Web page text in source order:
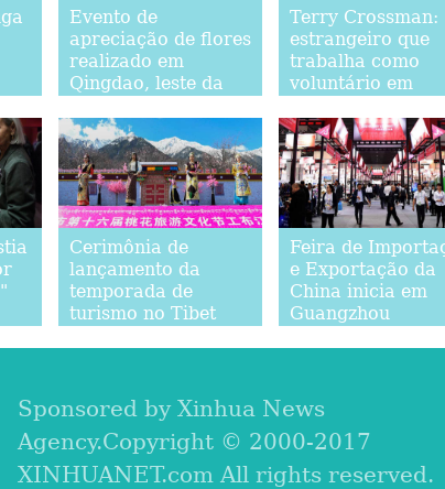
Evento de
apreciação de flores
realizado em
Qingdao, leste da
Terry Crossman:
estrangeiro que
trabalha como
voluntário em
Cerimônia de
lançamento da
temporada de
turismo no Tibet
Feira de
e Exportação da
China inicia em
Guangzhou
Sponsored by Xinhua News
Agency.Copyright © 2000-2017
XINHUANET.com All rights reserved.